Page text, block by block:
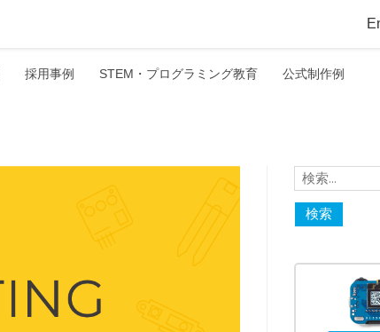
採用事例 STEM・プログラミング教育 公式制作例
検